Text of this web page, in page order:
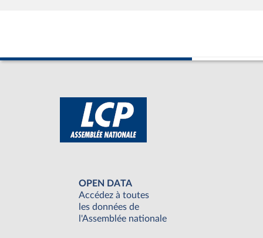
OPEN DATA
Accédez à toutes
les données de
l'Assemblée nationale